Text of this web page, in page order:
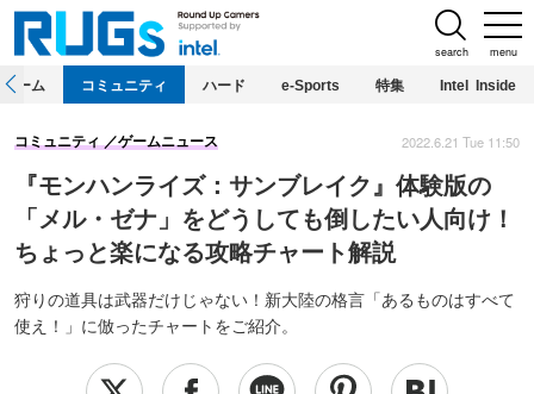
menu
search
ホーム コミュニティ ハード e-Sports 特集 Intel Inside
『モンハンライズ：サンブレイク』体験版の
「メル・ゼナ」をどうしても倒したい人向け！
ちょっと楽になる攻略チャート解説
狩りの道具は武器だけじゃない！新大陸の格言「あるものはすべて
使え！」に倣ったチャートをご紹介。
コミュニティ ゲームニュース 2022.6.21 Tue 11:50